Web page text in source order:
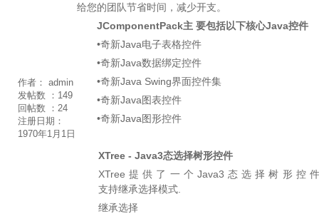
作者： admin
发帖数 ： 149
回帖数 ： 24
注册日期：
1970年1月1日
给您的团队节省时间，减少开支。
JComponentPack主 要包括以下核心Java控件
•奇新Java电子表格控件
•奇新Java数据绑定控件
•奇新Java Swing界面控件集
•奇新Java图表控件
•奇新Java图形控件
XTree - Java3态选择树形控件
XTree提供了一个Java3态选择树形控
支持继承选择模式.
继承选择